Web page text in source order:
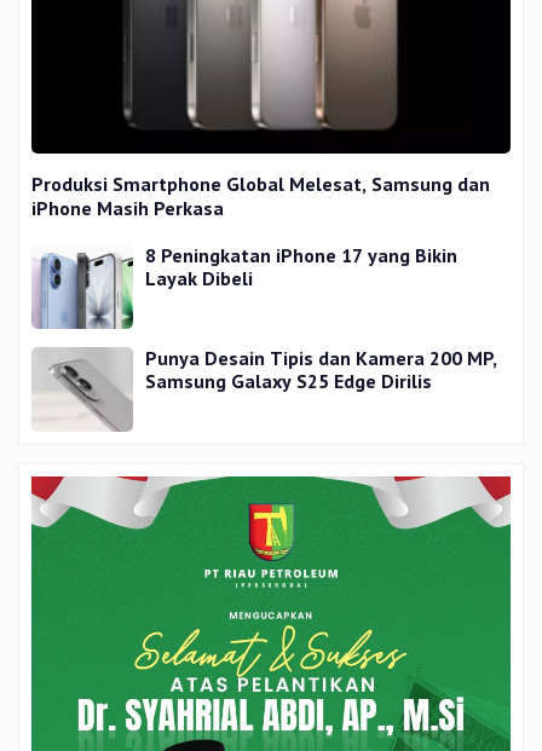
Produksi Smartphone Global Melesat, Samsung dan
iPhone Masih Perkasa
8 Peningkatan iPhone 17 yang Bikin
Layak Dibeli
Punya Desain Tipis dan Kamera 200 MP,
Samsung Galaxy S25 Edge Dirilis